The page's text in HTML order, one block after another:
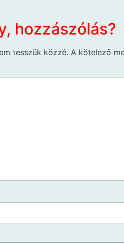
hozzászólás?
tesszük közzé. A kötelező